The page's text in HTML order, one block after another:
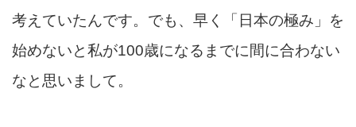
考えていたんです。でも、早く「日本の極み」を
始めないと私が100歳になるまでに間に合わない
なと思いまして。